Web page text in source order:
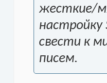
жесткие/
настройку
свести к
писем.